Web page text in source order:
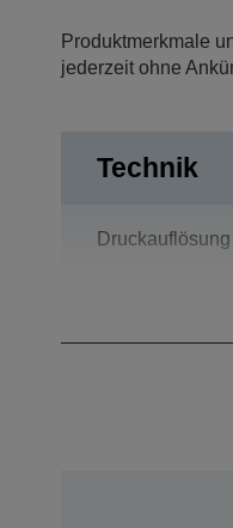
Produktmerkmale
jederzeit ohne
Technik
Druckauflösung